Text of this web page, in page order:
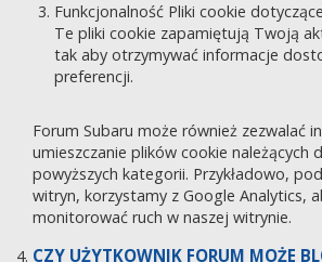
Funkcjonalność Pliki cookie
Te pliki cookie zapamiętują Twoją
tak aby otrzymywać informacje
preferencji.
Forum Subaru może również zezwalać
umieszczanie plików cookie należących
powyższych kategorii. Przykładowo,
witryn, korzystamy z Google Analytics,
monitorować ruch w naszej witrynie.
CZY UŻYTKOWNIK FORUM MOŻE